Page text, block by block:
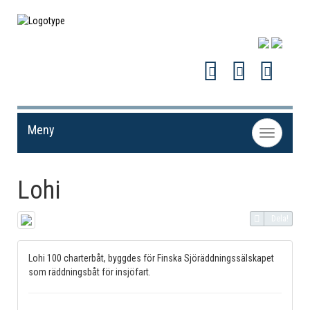
Toggle
navigation
Meny
Lohi
Dela!
Lohi 100 charterbåt, byggdes för Finska Sjöräddningssälskapet
som räddningsbåt för insjöfart.